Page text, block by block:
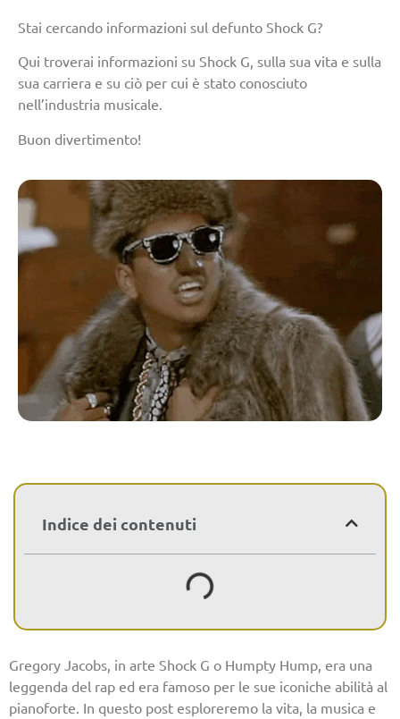
Stai cercando informazioni sul defunto Shock G?
Qui troverai informazioni su Shock G, sulla sua vita e sulla
sua carriera e su ciò per cui è stato conosciuto
nell’industria musicale.
Buon divertimento!
Indice dei contenuti
Gregory Jacobs, in arte Shock G o Humpty Hump, era una
leggenda del rap ed era famoso per le sue iconiche abilità al
pianoforte. In questo post esploreremo la vita, la musica e